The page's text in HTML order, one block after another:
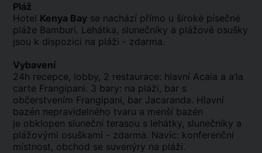
Pláž
Hotel Kenya Bay se nachází přímo u široké písečné
pláže Bamburi. Lehátka, slunečníky a plážové osušky
jsou k dispozici na pláži - zdarma.
Vybavení
24h recepce, lobby, 2 restaurace: hlavní Acaia a a’la
carte Frangipani. 3 bary: na pláži, bar s
občerstvením Frangipani, bar Jacaranda. Hlavní
bazén nepravidelného tvaru a menší bazén
je obklopen sluneční terasou s lehátky, slunečníky a
plážovými osuškami - zdarma. Navíc: konferenční
místnost, obchod se suvenýry na pláži.